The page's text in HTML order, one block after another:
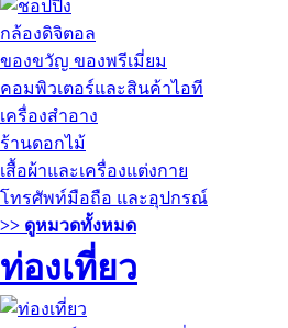
กล้องดิจิตอล
ของขวัญ ของพรีเมี่ยม
คอมพิวเตอร์และสินค้าไอที
เครื่องสำอาง
ร้านดอกไม้
เสื้อผ้าและเครื่องแต่งกาย
โทรศัพท์มือถือ และอุปกรณ์
>> ดูหมวดทั้งหมด
ท่องเที่ยว